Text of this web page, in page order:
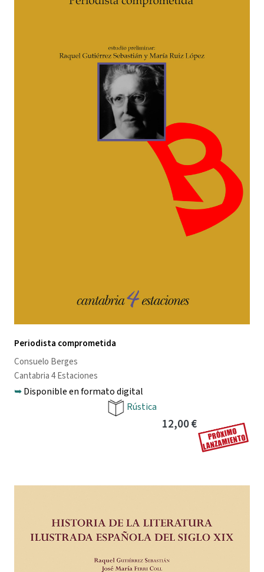
Periodista comprometida
Consuelo Berges
Cantabria 4 Estaciones
➥Disponible en formato digital
Rústica
12,00 €